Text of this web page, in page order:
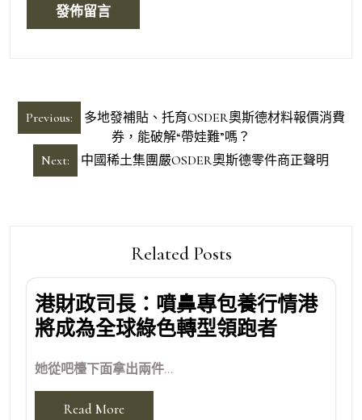
文
章
Previous:
多地發補貼、托育OSDER奧斯德材料報價消費
券，能破解“帶娃難”嗎？
Next:
中國稀土集團嚴OSDER奧斯德零件商正聲明
Related Posts
港財政司長：噴鼻專包養行情港
將成為全球綠色轉型領跑者
她從吧檯下面拿出兩件...
Read More